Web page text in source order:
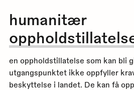
humanitær
en oppholdstillatelse som kan bli
utgangspunktet ikke oppfyller
beskyttelse i landet. De kan få